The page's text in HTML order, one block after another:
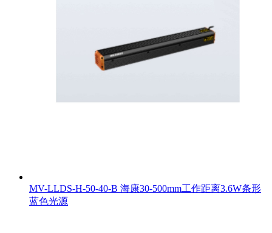
MV-LLDS-H-50-40-B 海康30-500mm工作距离3.6W条形
蓝色光源